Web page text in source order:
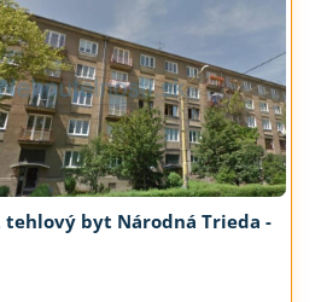
tehlový byt Národná Trieda -